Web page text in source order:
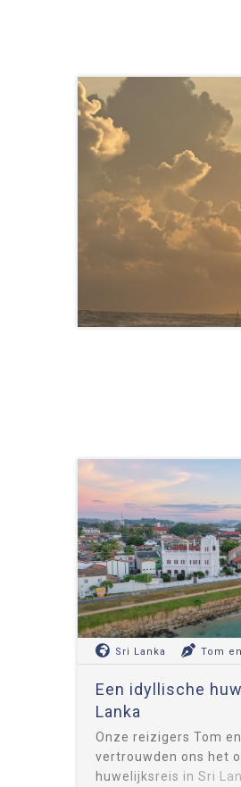
Sri Lanka Tom
Een idyllische
Lanka
Onze reizigers Tom
vertrouwden ons het
huwelijksreis in Sri